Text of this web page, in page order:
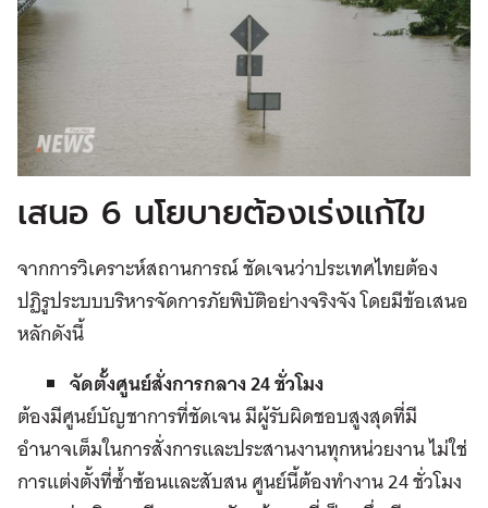
เสนอ 6 นโยบายต้องเร่งแก้ไข
จากการวิเคราะห์สถานการณ์ ชัดเจนว่าประเทศไทยต้อง
ปฏิรูประบบบริหารจัดการภัยพิบัติอย่างจริงจัง โดยมีข้อเสนอ
หลักดังนี้
จัดตั้งศูนย์สั่งการกลาง 24 ชั่วโมง
ต้องมีศูนย์บัญชาการที่ชัดเจน มีผู้รับผิดชอบสูงสุดที่มี
อำนาจเต็มในการสั่งการและประสานงานทุกหน่วยงาน ไม่ใช่
การแต่งตั้งที่ซ้ำซ้อนและสับสน ศูนย์นี้ต้องทำงาน 24 ชั่วโมง